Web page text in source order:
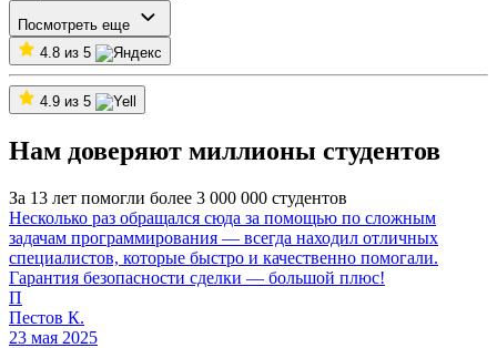
Посмотреть еще
4.8 из 5
4.9 из 5
Нам доверяют миллионы студентов
За 13 лет помогли более 3 000 000 студентов
Несколько раз обращался сюда за помощью по сложным
задачам программирования — всегда находил отличных
специалистов, которые быстро и качественно помогали.
Гарантия безопасности сделки — большой плюс!
П
Пестов К.
23 мая 2025